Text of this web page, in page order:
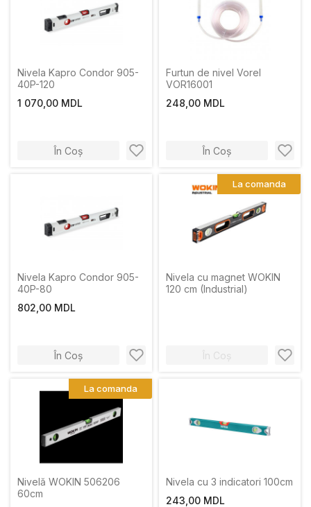
Nivela Kapro Condor 905-
40P-120
1 070,00 MDL
În Coș
Furtun de nivel Vorel
VOR16001
248,00 MDL
În Coș
Nivela Kapro Condor 905-
40P-80
802,00 MDL
În Coș
Nivela cu magnet WOKIN
120 cm (Industrial)
În Coș
La comanda
Nivelă WOKIN 506206
60cm
La comanda
Nivela cu 3 indicatori 100cm
243,00 MDL